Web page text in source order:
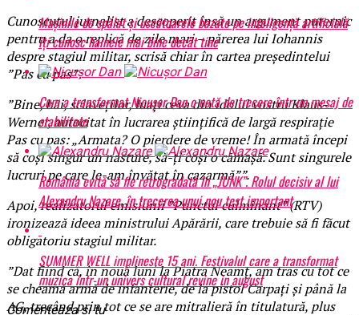
Cunoscutul jurnalist a descoperit însă un argument puternic
pentru a da o replică de zile mari – părerea lui Iohannis
despre stagiul militar, scrisă chiar în cartea președintelui
”Pas cu pas”:
”Bine, băi, sclaveților, luați ceva din idolul vostru Klaus-
Werner, autocitat în lucrarea științifică de largă respirație
Pas cu pas: „Armata? O pierdere de vreme! În armată începi
să coși singur un nasture, să-ți coși o cămașă. Sunt singurele
lucruri pe care le-am învățat în cazarmă””.
Apoi, realizatorul emisiunii ”Punctul culminant” (RTV)
ironizează ideea ministrului Apărării, care trebuie să fi făcut
obligatoriu stagiul militar.
”Dat fiind că, în nouă luni la Piatra Neamț, am tras cu tot ce
se cheamă armă de infanterie, de la pistol Carpați și până la
AG, trecând prin tot ce se are mitralieră în titulatură, plus
Mașinile de spălat și uscătoarele bazate pe inteligență artificială
îți cunosc hainele mai bine decât tine
Cum a transformat Nicușor Dan o notă de trecere într-un mesaj de
stabilitate
România evită să fie retrogradată în „JUNK”. Rolul decisiv al lui
Alexandru Nazare, în trecerea unui nou test important
SUMMER WELL implineste 15 ani. Festivalul care a transformat
muzica intr-un univers cultural revine in august
Comenteaza si tu